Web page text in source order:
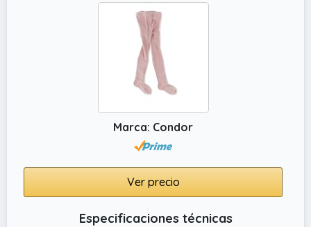
Marca: Condor
Ver precio
Especificaciones técnicas